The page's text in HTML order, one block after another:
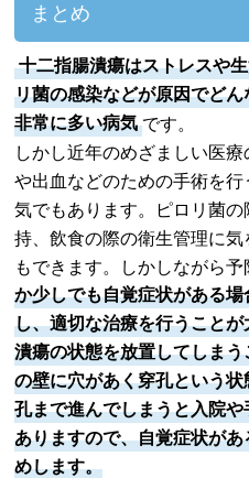
まとめ
十二指腸潰瘍はストレスや
リ菌の感染などが原因でど
非常に多い病気です。
しかし近年のめざましい医
や出血などのための手術を
気でもあります。ピロリ菌
持、飲食の際の衛生管理に
もできます。しかしながら
か少しでも自覚症状がある
し、適切な治療を行うことが
潰瘍の状態を放置してしま
の壁に穴があく穿孔という
孔まで進んでしまうと入院
ありますので、自覚症状が
めします。